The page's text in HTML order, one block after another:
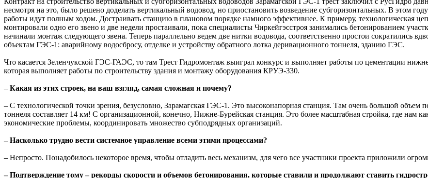
несмотря на это, было решено доделать вертикальный водовод, но приостановить возведение субгоризонтальных. В этом
работы идут полным ходом. Достраивать станцию в плановом порядке намного эффективнее. К примеру, технологическая
монтировали одно его звено и две недели простаивали, пока специалисты ­Чиркейгэсстроя занимались бетонированием
начинали монтаж следующего звена. Теперь параллельно ведем две нитки водовода, соответственно простои сократились
объектам ГЭС-1: аварийному водо­сбросу, отделке и устройству обратного лотка деривационного тоннеля, зданию ГЭС.
Что касается Зеленчукской ГЭС-ГАЭС, то там Трест Гидромонтаж выиграл конкурс и выполняет работы по цементации
которая выполняет работы по строительству здания и монтажу оборудования КРУЭ-330.
– Какая из этих строек, на ваш взгляд, самая сложная и почему?
– С технологической точки зрения, безусловно, Зарамагская ГЭС-1. Это высоконапорная станция. Там очень большой объем
тоннеля составляет 14 км! С организационной, конечно, Нижне-Бурейская станция. Это более масштабная стройка, где нам
экономические проблемы, координировать множество субподрядных организаций.
– Насколько трудно вести системное управление всеми этими процессами?
– Непросто. Понадобилось некоторое время, чтобы отладить весь механизм, для чего все участники проекта приложили
– Подтверждение тому – рекорды скорости и объемов бетонирования, которые ставили и продолжают ставить